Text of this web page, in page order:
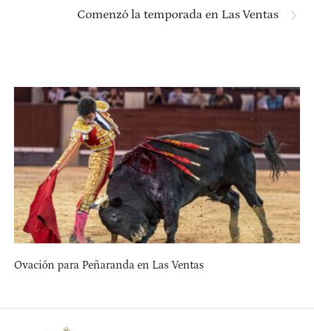
Comenzó la temporada en Las Ventas
Ovación para Peñaranda en Las Ventas